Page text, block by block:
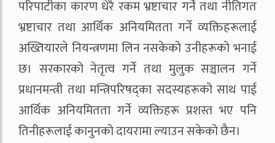
परिपाटीका कारण धेरै रकम भ्रष्टाचार गर्ने तथा नीतिगत
भ्रष्टाचार तथा आर्थिक अनियमितता गर्ने व्यक्तिहरूलाई
अख्तियारले नियन्त्रणमा लिन नसकेको उनीहरूको भनाई
छ। सरकारको नेतृत्व गर्ने तथा मुलुक सञ्चालन गर्ने
प्रधानमन्त्री तथा मन्त्रिपरिषद्का सदस्यहरूको साथ पाई
आर्थिक अनियमितता गर्ने व्यक्तिहरू प्रशस्त भए पनि
तिनीहरूलाई कानुनको दायरामा ल्याउन सकेको छैन।